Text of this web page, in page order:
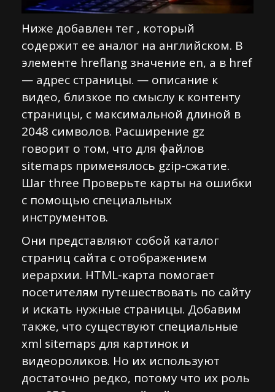
Ниже добавлен тег , который
содержит ее аналог на английском. В
элементе hreflang значение en, а в href
— адрес страницы. — описание к
видео, близкое по смыслу к контенту
страницы, с максимальной длиной в
2048 символов. Расширение gz
говорит о том, что для файлов
sitemaps применялось gzip-сжатие.
Шаг three Проверьте карты на ошибки
с помощью специальных
инструментов.
Они представляют собой каталог
страниц сайта с отображением
иерархии. HTML-карта помогает
посетителям путешествовать по сайту
и искать нужные страницы. Добавим
также, что существуют специальные
xml sitemaps для картинок и
видеороликов. Но их используют
достаточно редко, потому что их роль